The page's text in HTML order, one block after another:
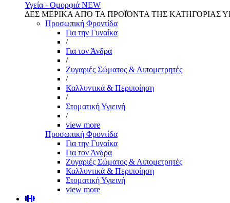
Υγεία - Ομορφιά NEW
ΔΕΣ ΜΕΡΙΚΑ ΑΠΌ ΤΑ ΠΡΟΪΌΝΤΑ ΤΗΣ ΚΑΤΗΓΟΡΙΑΣ
Προσωπική Φροντίδα
Για την Γυναίκα
/
Για τον Άνδρα
/
Ζυγαριές Σώματος & Λιπομετρητές
/
Καλλυντικά & Περιποίηση
/
Στοματική Υγιεινή
/
view more
Προσωπική Φροντίδα
Για την Γυναίκα
Για τον Άνδρα
Ζυγαριές Σώματος & Λιπομετρητές
Καλλυντικά & Περιποίηση
Στοματική Υγιεινή
view more